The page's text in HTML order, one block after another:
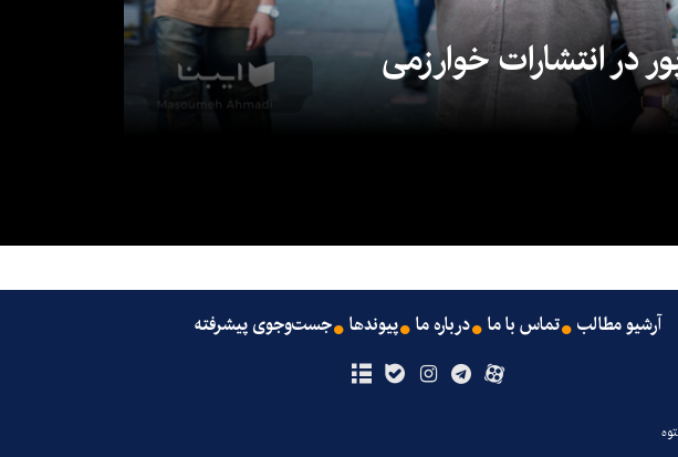
در انتشارات خوارزمی
آرشیو مطالب تماس با ما درباره ما پیوندها جست‌وجوی پیشرفته